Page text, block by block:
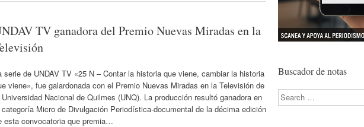
TV ganadora del Premio Nuevas Miradas en la
serie de UNDAV TV «25 N – Contar la historia que viene, cambiar la historia
viene», fue galardonada con el Premio Nuevas Miradas en la Televisión de
Universidad Nacional de Quilmes (UNQ). La producción resultó ganadora en
categoría Micro de Divulgación Periodística-documental de la décima edición
esta convocatoria que premia…
Buscador de notas
Search